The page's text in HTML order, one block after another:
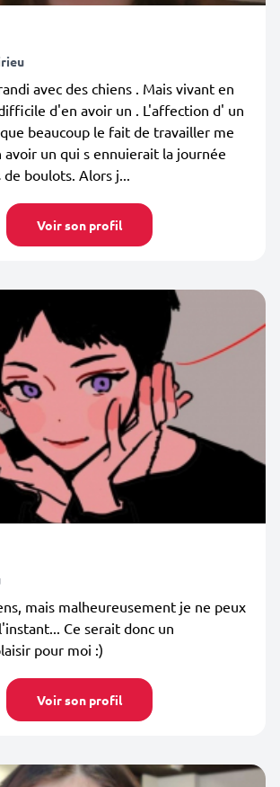
avec des chiens . Mais vivant en
d'en avoir un . L'affection d' un
beaucoup le fait de travailler me
un qui s ennuierait la journée
boulots. Alors j...
Voir son profil
mais malheureusement je ne peux
Ce serait donc un
pour moi :)
Voir son profil